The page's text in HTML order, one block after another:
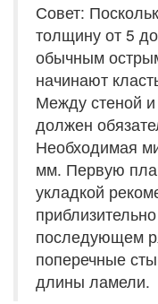
Совет:
толщину от 5
обычным
начинают
Между стеной
должен
Необходимая
мм. Первую
укладкой
последующем
поперечные
длины ламели.